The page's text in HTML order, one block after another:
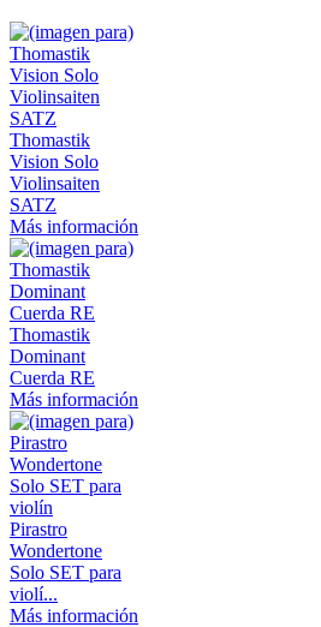
Thomastik
Vision Solo
Violinsaiten
SATZ
Más información
Thomastik
Dominant
Cuerda RE
Más información
Pirastro
Wondertone
Solo SET para
violí...
Más información